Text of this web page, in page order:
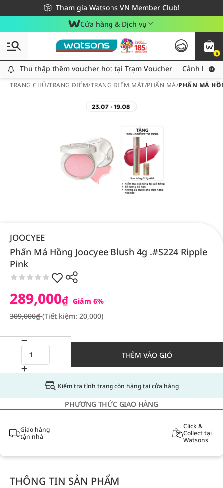
Tham gia Watsons VN Member Club!
Miễn phí giao hàng cho đơn hàng từ 249,000Đ
Giao hàng nhanh 24h - Áp dụng khu vực TP. Hồ Chí Minh
Cửa hàng & Dịch vụ
0
Thu thập thêm voucher hot tại Trạm Voucher
Thu thập thêm voucher hot tại Trạm Voucher Cảnh báo
TRANG CHỦ/TRANG ĐIỂM/TRANG ĐIỂM MẶT/PHẤN MÁ/PHẤN MÁ
JOOCYEE
Phấn Má Hồng Joocyee Blush 4g .#S224 Ripple
Pink
289,000₫ Giảm 6%
309,000₫(Tiết kiệm: 20,000)
THÊM VÀO GIỎ
Kiểm tra tình trạng còn hàng tại cửa hàng
PHƯƠNG THỨC GIAO HÀNG
Giao hàng
tận nhà
Click &
Collect tại
Watsons
THÔNG TIN SẢN PHẨM